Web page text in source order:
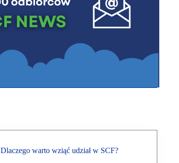
Dlaczego warto wziąć udział w SCF?